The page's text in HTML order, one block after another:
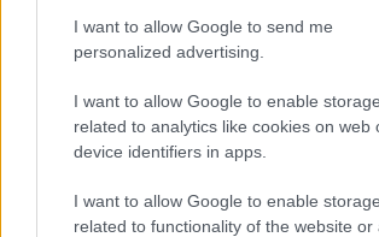
I want to allow Google to send me
personalized advertising.
I want to allow Google to enable storage
related to analytics like cookies on web
device identifiers in apps.
I want to allow Google to enable storage
related to functionality of the website or
je i na Olimpijskim igrama u Tokiju,
četvrtfinala, u kojem je izgubila od
Khelif je 2022. osvojila srebrnu
Svjetskom prvenstvu u boksu za
Mediteranskim igrama i Arapskim